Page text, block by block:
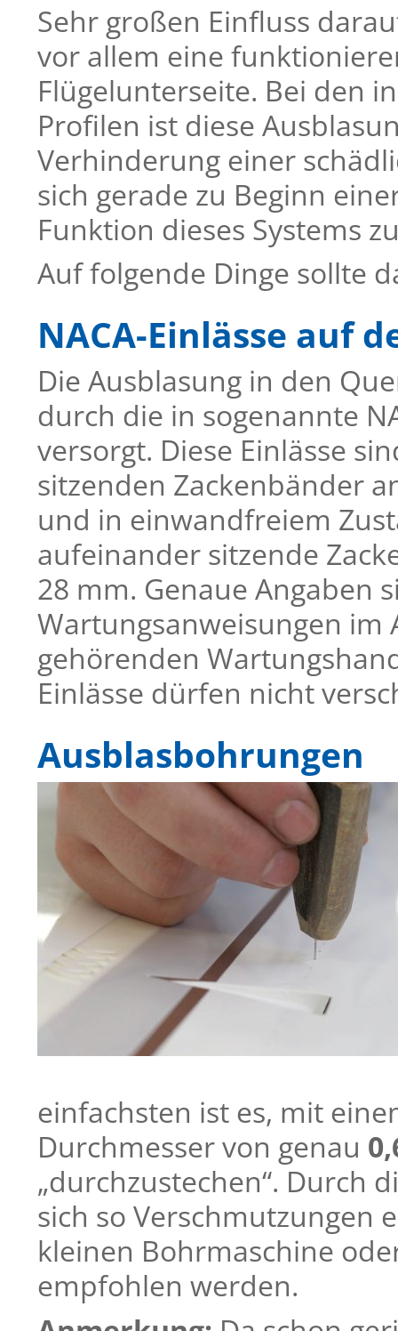
Sehr großen Einfluss
vor allem eine
Flügelunterseite. Bei den
Profilen ist diese
Verhinderung einer
sich gerade zu Beginn
Funktion dieses Systems
Auf folgende Dinge sollte
NACA-Einlässe auf
Die Ausblasung in den
durch die in sogenannte
versorgt. Diese Einlässe
sitzenden Zackenbänder
und in einwandfreiem
aufeinander sitzende
28 mm. Genaue Angaben
Wartungsanweisungen im
gehörenden
Einlässe dürfen nicht
Ausblasbohrungen
einfachsten ist es, mit
Durchmesser von genau
„durchzustechen“. Durch
sich so Verschmutzungen
kleinen Bohrmaschine
empfohlen werden.